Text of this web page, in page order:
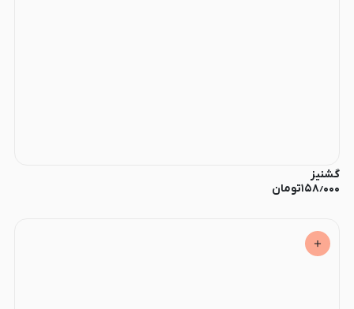
گشنیز
۱۵۸٫۰۰۰تومان